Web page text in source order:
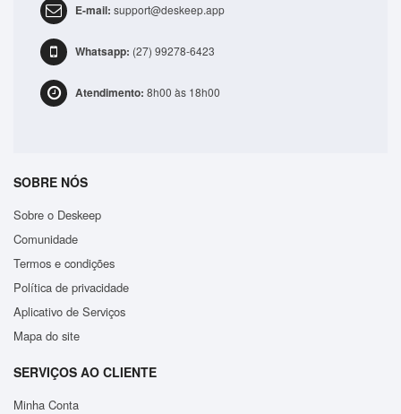
ADICIONAR
E-mail: support@deskeep.app
Whatsapp: (27) 99278-6423
Atendimento: 8h00 às 18h00
SOBRE NÓS
Sobre o Deskeep
Comunidade
Termos e condições
Política de privacidade
Aplicativo de Serviços
Mapa do site
SERVIÇOS AO CLIENTE
Minha Conta